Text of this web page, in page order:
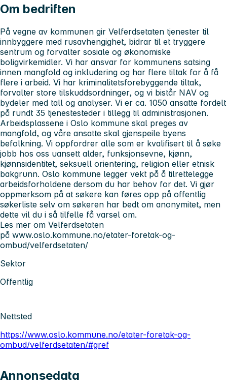
Om bedriften
På vegne av kommunen gir Velferdsetaten tjenester til
innbyggere med rusavhengighet, bidrar til et tryggere
sentrum og forvalter sosiale og økonomiske
boligvirkemidler. Vi har ansvar for kommunens satsing
innen mangfold og inkludering og har flere tiltak for å få
flere i arbeid. Vi har kriminalitetsforebyggende tiltak,
forvalter store tilskuddsordninger, og vi bistår NAV og
bydeler med tall og analyser. Vi er ca. 1050 ansatte fordelt
på rundt 35 tjenestesteder i tillegg til administrasjonen.
Arbeidsplassene i Oslo kommune skal preges av
mangfold, og våre ansatte skal gjenspeile byens
befolkning. Vi oppfordrer alle som er kvalifisert til å søke
jobb hos oss uansett alder, funksjonsevne, kjønn,
kjønnsidentitet, seksuell orientering, religion eller etnisk
bakgrunn. Oslo kommune legger vekt på å tilrettelegge
arbeidsforholdene dersom du har behov for det. Vi gjør
oppmerksom på at søkere kan føres opp på offentlig
søkerliste selv om søkeren har bedt om anonymitet, men
dette vil du i så tilfelle få varsel om.
Les mer om Velferdsetaten
på www.oslo.kommune.no/etater-foretak-og-
ombud/velferdsetaten/
Sektor
Offentlig
Nettsted
https://www.oslo.kommune.no/etater-foretak-og-
ombud/velferdsetaten/#gref
Annonsedata